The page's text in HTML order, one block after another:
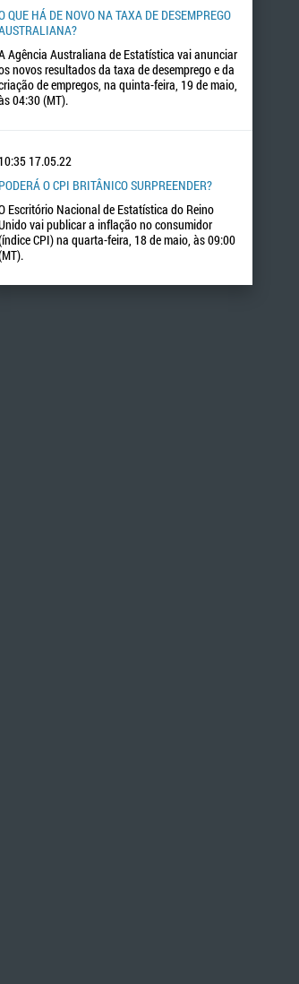
QUE HÁ DE NOVO NA TAXA DE DESEMPREGO
Agência Australiana de Estatística vai anunciar
novos resultados da taxa de desemprego e da
de empregos, na quinta-feira, 19 de maio,
04:30 (MT).
10:35 17.05.22
PODERÁ O CPI BRITÂNICO SURPREENDER?
Escritório Nacional de Estatística do Reino
vai publicar a inflação no consumidor
CPI) na quarta-feira, 18 de maio, às 09:00